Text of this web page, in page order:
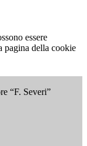
essere
pagina della cookie
“F. Severi”